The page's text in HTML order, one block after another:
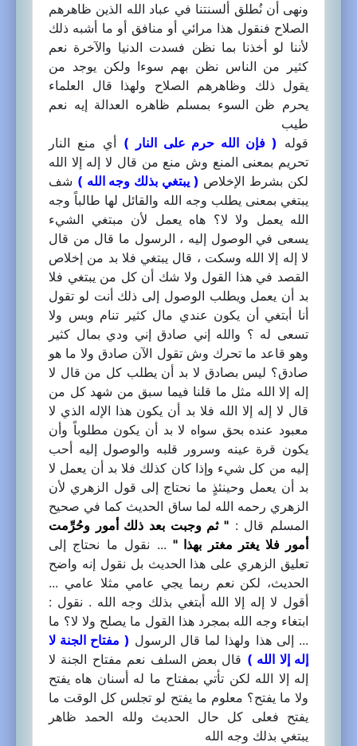
ونهى أن نُطلق ألسنتنا في عباد الله الذين ظاهرهم
الصلاح فنقول هذا مرائي أو منافق أو ما أشبه ذلك
لأننا لو أخذنا بما نظن فسدت الدنيا والآخرة نعم
كثير من الناس نظن بهم سوءا ولكن يوجد من
يقول ذلك وظاهرهم الصلاح ولهذا قال العلماء
يحرم ظن السوء بمسلم ظاهره العدالة إيه نعم
طيب
قوله ( فإن الله حرم على النار ) أي منع النار
تحريم بمعنى المنع وش منع من قال لا إله إلا الله
لكن بشرط الإخلاص ( يبتغي بذلك وجه الله ) شف
يبتغي بمعنى يطلب وجه الله والقائل لها طالباً وجه
الله يعمل ولا لا؟ هاه يعمل لأن مبتغي الشيء
يسعى في الوصول إليه ، الرسول ما قال من قال
لا إله إلا الله وسكت ، قال يبتغي فلا بد من إخلاص
القصد في هذا القول ولا شك أن كل من يبتغي فلا
بد أن يعمل ويطلب الوصول إلى ذلك أنت لو تقول
أنا أبتغي أن يكون عندي مال كثير تنام وبس ولا
تسعى له ؟ والله إني صادق إني ودي بمال كثير
وهو قاعد ما تحرك وش تقول الآن صادق ولا ما هو
صادق؟ ليس بصادق لا بد أن يطلب كل من قال لا
إله إلا الله مثل ما قلنا فيما سبق من شهد كل من
قال لا إله إلا الله فلا بد أن يكون هذا الإله الذي لا
معبود عنده بحق سواه لا بد أن يكون مطلوباً وأن
يكون قرة عينه وسرور قلبه والوصول إليه أحب
إليه من كل شيء وإذا كان كذلك فلا بد أن يعمل لا
بد أن يعمل وحينئذٍ ما نحتاج إلى قول الزهري لأن
الزهري رحمه الله لما ساق الحديث كما في صحيح
المسلم قال : " ثم وجبت بعد ذلك أمور وحُرِّمت
أمور فلا يغتر مغتر بهذا " ... نقول ما نحتاج إلى
تعليق الزهري على هذا الحديث بل نقول إنه واضح
الحديث، لكن نعم ربما يجي عامي مثلا عامي ...
أقول لا إله إلا الله أبتغي بذلك وجه الله . نقول :
ابتغاء وجه الله بمجرد هذا القول ما يصلح ولا لا؟ ما
... إلى هذا ولهذا لما قال الرسول ( مفتاح الجنة لا
إله إلا الله ) قال بعض السلف نعم مفتاح الجنة لا
إله إلا الله لكن تأتي بمفتاح ما له أسنان هاه يفتح
ولا ما يفتح؟ معلوم ما يفتح لو تجلس كل الوقت ما
يفتح فعلى كل حال الحديث ولله الحمد ظاهر
يبتغي بذلك وجه الله